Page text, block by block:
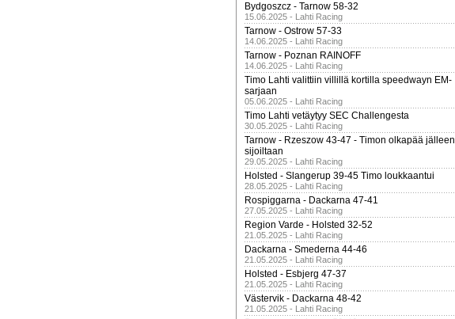
Bydgoszcz - Tarnow 58-32
15.06.2025 - Lahti Racing
Tarnow - Ostrow 57-33
14.06.2025 - Lahti Racing
Tarnow - Poznan RAINOFF
14.06.2025 - Lahti Racing
Timo Lahti valittiin villillä kortilla speedwayn EM-
sarjaan
05.06.2025 - Lahti Racing
Timo Lahti vetäytyy SEC Challengesta
30.05.2025 - Lahti Racing
Tarnow - Rzeszow 43-47 - Timon olkapää jälleen
sijoiltaan
29.05.2025 - Lahti Racing
Holsted - Slangerup 39-45 Timo loukkaantui
28.05.2025 - Lahti Racing
Rospiggarna - Dackarna 47-41
27.05.2025 - Lahti Racing
Region Varde - Holsted 32-52
21.05.2025 - Lahti Racing
Dackarna - Smederna 44-46
21.05.2025 - Lahti Racing
Holsted - Esbjerg 47-37
21.05.2025 - Lahti Racing
Västervik - Dackarna 48-42
21.05.2025 - Lahti Racing